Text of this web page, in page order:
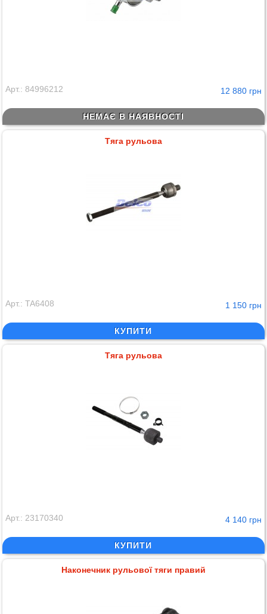
Арт.: 84996212 12 880 грн
НЕМАЄ В НАЯВНОСТІ
Тяга рульова
Арт.: TA6408 1 150 грн
КУПИТИ
Тяга рульова
Арт.: 23170340 4 140 грн
КУПИТИ
Наконечник рульової тяги правий